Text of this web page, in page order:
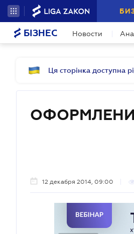
БІЗНЕС Новости
Ця сторінка доступна
12 декабря 2014, 09:00